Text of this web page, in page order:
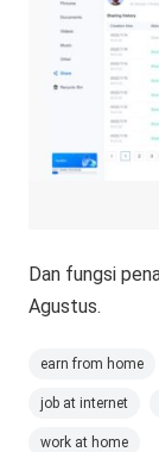
Dan fungsi
Agustus.
earn from home
job at internet
work at home